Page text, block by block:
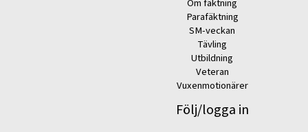
Om fäktning
Parafäktning
SM-veckan
Tävling
Utbildning
Veteran
Vuxenmotionärer
Följ/logga in